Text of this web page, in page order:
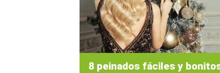
8 peinados fáciles y